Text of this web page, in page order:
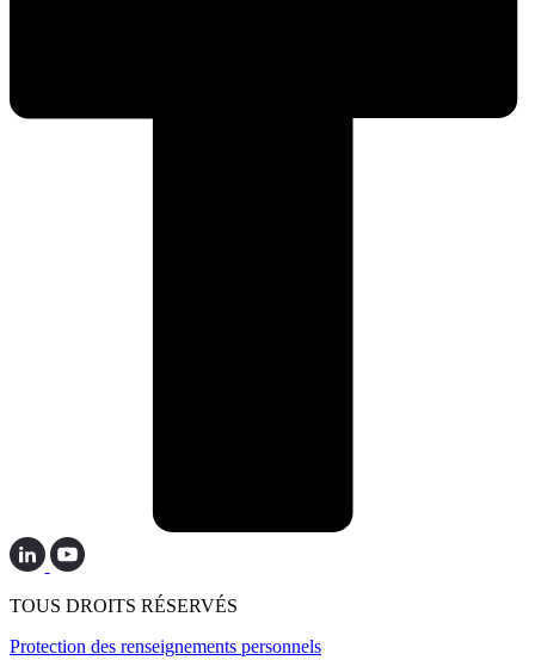
TOUS DROITS RÉSERVÉS
Protection des renseignements personnels